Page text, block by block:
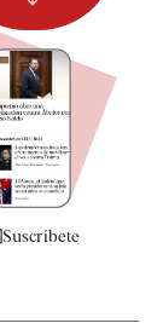
Suscríbete